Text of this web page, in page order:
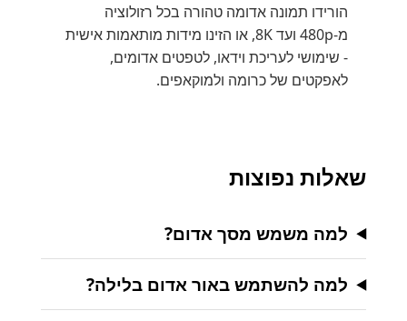
הורידו תמונה אדומה טהורה בכל רזולוציה
מ-480p ועד 8K, או הזינו מידות מותאמות אישית
- שימושי לעריכת וידאו, לטפטים אדומים,
לאפקטים של כרומה ולמוקאפים.
שאלות נפוצות
למה משמש מסך אדום?
למה להשתמש באור אדום בלילה?